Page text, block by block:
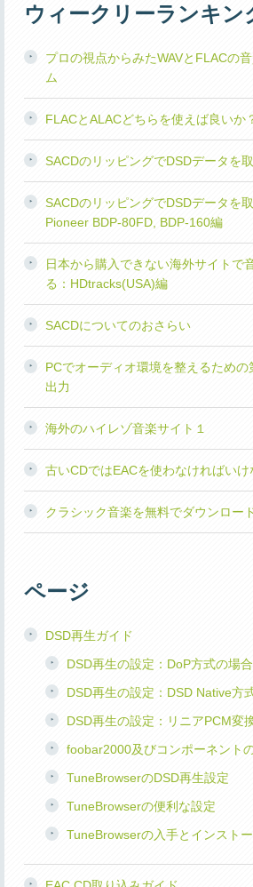
ウィークリーランキン
プロの視点からみたWAVとFLACの
ム
FLACとALACどちらを使えば良いか
SACDのリッピングでDSDデータを
SACDのリッピングでDSDデータを
Pioneer BDP-80FD, BDP-160編
日本から購入できない海外サイトで
る：HDtracks(USA)編
SACDについてのおさらい
PCでオーディオ環境を整えるため
出力
海外のハイレゾ音楽サイト１
古いCDではEACを使わなければいけ
クラシック音楽を無料でダウンロー
ページ
DSD再生ガイド
DSD再生の設定：DoP方式の場合
DSD再生の設定：DSD Native方
DSD再生の設定：リニアPCM変
foobar2000及びコンポーネント
TuneBrowserのDSD再生設定
TuneBrowserの便利な設定
TuneBrowserの入手とインスト